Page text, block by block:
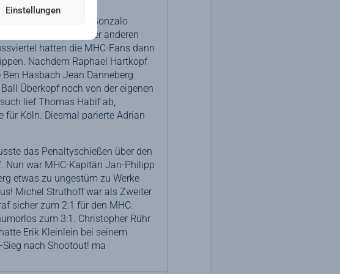
Einstellungen
für den MHC, aber Gonzalo
(33.). Auf der anderen
hatten die MHC-Fans dann
Nachdem Raphael Hartkopf
Hasbach Jean Danneberg
Überkopf noch von der eigenen
lief Thomas Habif ab,
für Köln. Diesmal parierte Adrian
das Penaltyschießen über den
Nun war MHC-Kapitän Jan-Philipp
etwas zu ungestüm zu Werke
Michel Struthoff war als Zweiter
sicher zum 2:1 für den MHC.
zum 3:1. Christopher Rühr
Erik Kleinlein bei seinem
nach Shootout! ma